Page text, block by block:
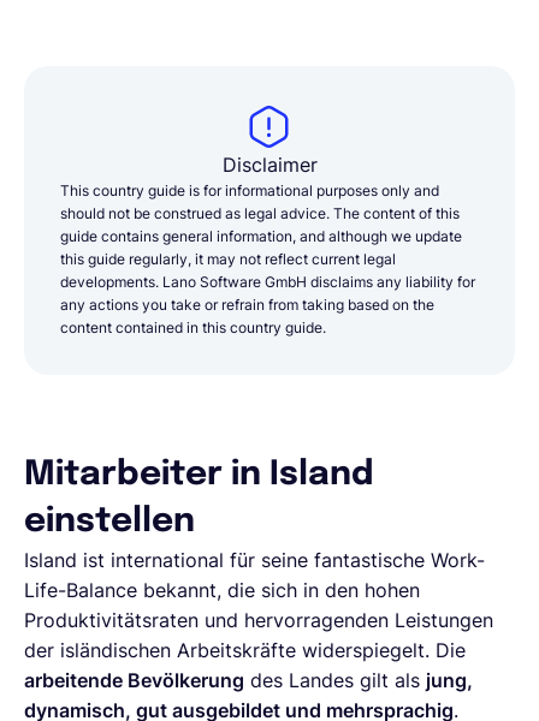
Disclaimer
This country guide is for informational purposes only and
should not be construed as legal advice. The content of this
guide contains general information, and although we update
this guide regularly, it may not reflect current legal
developments. Lano Software GmbH disclaims any liability for
any actions you take or refrain from taking based on the
content contained in this country guide.
Mitarbeiter in Island
einstellen
Island ist international für seine fantastische Work-
Life-Balance bekannt, die sich in den hohen
Produktivitätsraten und hervorragenden Leistungen
der isländischen Arbeitskräfte widerspiegelt. Die
arbeitende Bevölkerung des Landes gilt als jung,
dynamisch, gut ausgebildet und mehrsprachig.